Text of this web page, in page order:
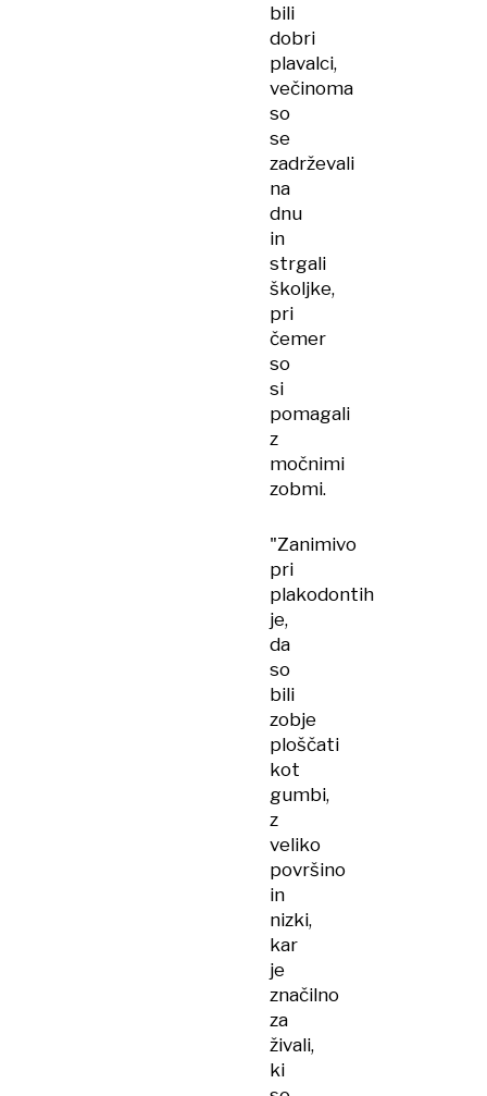
bili
dobri
plavalci,
večinoma
so
se
zadrževali
na
dnu
in
strgali
školjke,
pri
čemer
so
si
pomagali
z
močnimi
zobmi.
"Zanimivo
pri
plakodontih
je,
da
so
bili
zobje
ploščati
kot
gumbi,
z
veliko
površino
in
nizki,
kar
je
značilno
za
živali,
ki